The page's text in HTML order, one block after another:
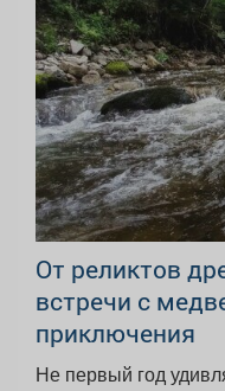
От реликтов
встречи с
приключения
Не первый год